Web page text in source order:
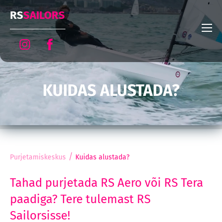
RSSAILORS
KUIDAS ALUSTADA?
Purjetamiskeskus / Kuidas alustada?
Tahad purjetada RS Aero või RS Tera
paadiga? Tere tulemast RS
Sailorsisse!